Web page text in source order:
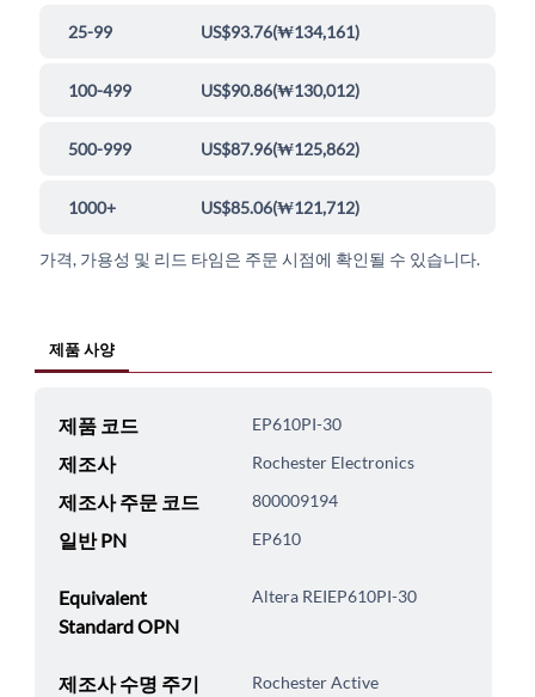
25-99 US$93.76(₩134,161)
100-499 US$90.86(₩130,012)
500-999 US$87.96(₩125,862)
1000+ US$85.06(₩121,712)
가격, 가용성 및 리드 타임은 주문 시점에 확인될 수 있습니다.
제품 사양
제품 코드 EP610PI-30
제조사 Rochester Electronics
제조사 주문 코드 800009194
일반 PN EP610
Equivalent
Standard OPN
Altera REIEP610PI-30
제조사 수명 주기 Rochester Active